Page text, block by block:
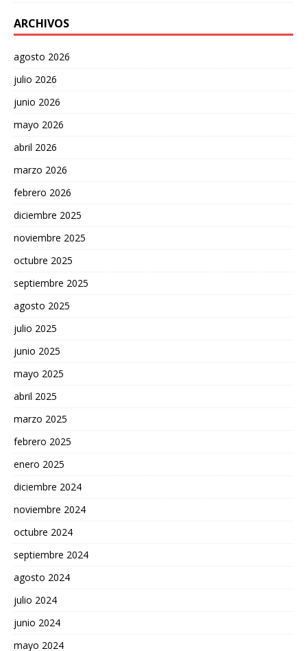
ARCHIVOS
agosto 2026
julio 2026
junio 2026
mayo 2026
abril 2026
marzo 2026
febrero 2026
diciembre 2025
noviembre 2025
octubre 2025
septiembre 2025
agosto 2025
julio 2025
junio 2025
mayo 2025
abril 2025
marzo 2025
febrero 2025
enero 2025
diciembre 2024
noviembre 2024
octubre 2024
septiembre 2024
agosto 2024
julio 2024
junio 2024
mayo 2024